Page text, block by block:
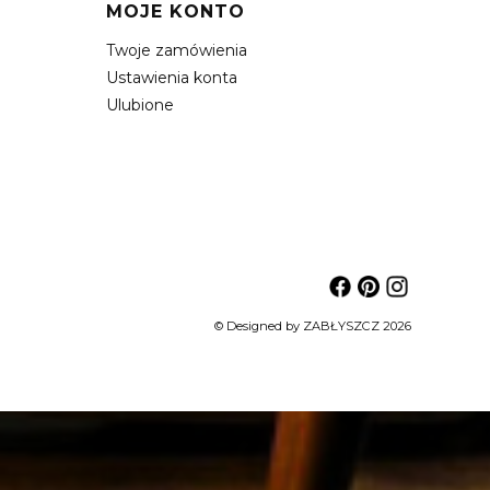
MOJE KONTO
Twoje zamówienia
Ustawienia konta
Ulubione
© Designed by ZABŁYSZCZ 2026